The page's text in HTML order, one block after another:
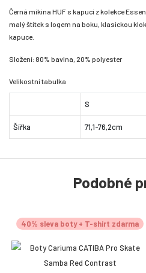
Černá mikina HUF s kapucí z kolekce
malý štítek s logem na boku, klasickou
kapuce.
Složení: 80% bavlna, 20% polyester
Velikostní tabulka
S
Šířka 71,1-76,2cm
Podobné
40% sleva boty + T-shirt zdarma